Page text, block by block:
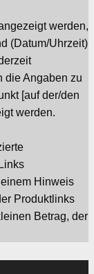
werden,
(Datum/Uhrzeit)
die Angaben zu
[auf der/den
werden.
Hinweis
Produktlinks
Betrag, der